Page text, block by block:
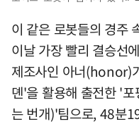
이 같은 로봇들의 경주
이날 가장 빨리 결승선
제조사인 아너(honor)
뎬'을 활용해 출전한 '
는 번개)'팀으로, 48분